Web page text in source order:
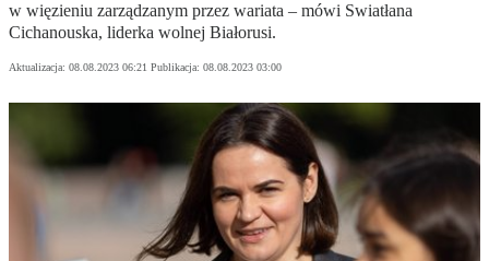
w więzieniu zarządzanym przez wariata – mówi Swiatłana
Cichanouska, liderka wolnej Białorusi.
Aktualizacja: 08.08.2023 06:21 Publikacja: 08.08.2023 03:00